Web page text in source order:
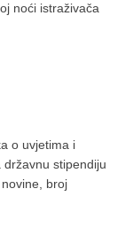
noći istraživača
o uvjetima i
stipendiju
broj